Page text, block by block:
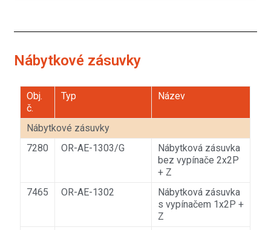
Nábytkové zásuvky
Obj.
č.
Typ Název
Nábytkové zásuvky
7280
OR-AE-1303/G
Nábytková zásuvka
bez vypínače 2x2P
+ Z
7465
OR-AE-1302
Nábytková zásuvka
s vypínačem 1x2P +
Z